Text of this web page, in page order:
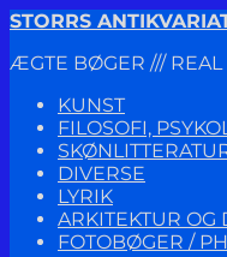
Spring
navigation
Spring
indhold
STORRS
ÆGTE BØGER /// REAL
KUNST
FILOSOFI,
DIVERSE
LYRIK
ARKITEKTUR OG
FOTOBØGER /